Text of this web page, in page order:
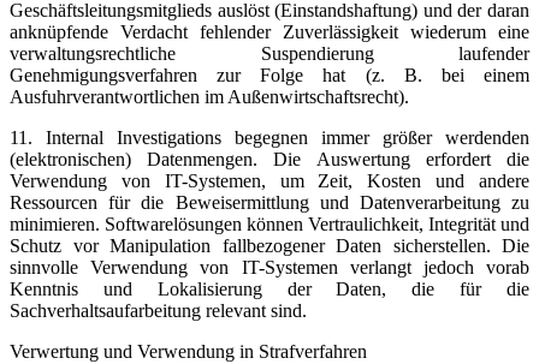
Geschäftsleitungsmitglieds auslöst (Einstandshaftung) und der daran
anknüpfende Verdacht fehlender Zuverlässigkeit wiederum eine
verwaltungsrechtliche Suspendierung laufender
Genehmigungsverfahren zur Folge hat (z. B. bei einem
Ausfuhrverantwortlichen im Außenwirtschaftsrecht).
11. Internal Investigations begegnen immer größer werdenden
(elektronischen) Datenmengen. Die Auswertung erfordert die
Verwendung von IT-Systemen, um Zeit, Kosten und andere
Ressourcen für die Beweisermittlung und Datenverarbeitung zu
minimieren. Softwarelösungen können Vertraulichkeit, Integrität und
Schutz vor Manipulation fallbezogener Daten sicherstellen. Die
sinnvolle Verwendung von IT-Systemen verlangt jedoch vorab
Kenntnis und Lokalisierung der Daten, die für die
Sachverhaltsaufarbeitung relevant sind.
Verwertung und Verwendung in Strafverfahren